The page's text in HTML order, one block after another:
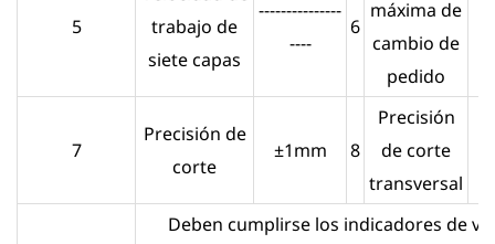
5
trabajo de
siete capas
---------------
----
6
máxima de
cambio de
pedido
7
Precisión de
corte
±1mm 8
Precisión
de corte
transversal
Deben cumplirse los indicadores de